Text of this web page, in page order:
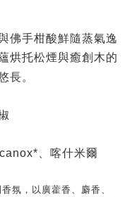
佛手柑酸鮮隨蒸氣逸
烘托松煙與癒創木的
長。
、喀什米爾
氛，以廣藿香、麝香、